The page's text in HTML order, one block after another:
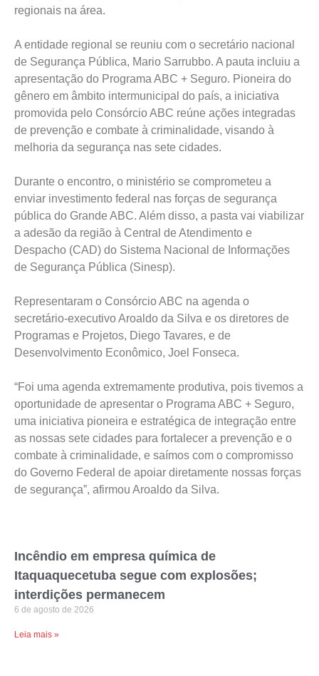
regionais na área.
A entidade regional se reuniu com o secretário nacional
de Segurança Pública, Mario Sarrubbo. A pauta incluiu a
apresentação do Programa ABC + Seguro. Pioneira do
gênero em âmbito intermunicipal do país, a iniciativa
promovida pelo Consórcio ABC reúne ações integradas
de prevenção e combate à criminalidade, visando à
melhoria da segurança nas sete cidades.
Durante o encontro, o ministério se comprometeu a
enviar investimento federal nas forças de segurança
pública do Grande ABC. Além disso, a pasta vai viabilizar
a adesão da região à Central de Atendimento e
Despacho (CAD) do Sistema Nacional de Informações
de Segurança Pública (Sinesp).
Representaram o Consórcio ABC na agenda o
secretário-executivo Aroaldo da Silva e os diretores de
Programas e Projetos, Diego Tavares, e de
Desenvolvimento Econômico, Joel Fonseca.
“Foi uma agenda extremamente produtiva, pois tivemos a
oportunidade de apresentar o Programa ABC + Seguro,
uma iniciativa pioneira e estratégica de integração entre
as nossas sete cidades para fortalecer a prevenção e o
combate à criminalidade, e saímos com o compromisso
do Governo Federal de apoiar diretamente nossas forças
de segurança”, afirmou Aroaldo da Silva.
Incêndio em empresa química de
Itaquaquecetuba segue com explosões;
interdições permanecem
6 de agosto de 2026
Leia mais »